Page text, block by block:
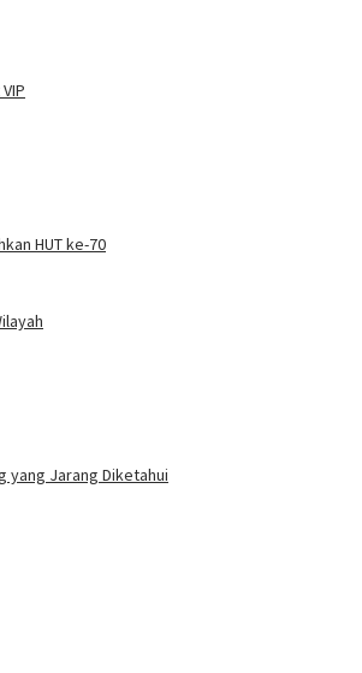
HUT ke-70
yang Jarang Diketahui